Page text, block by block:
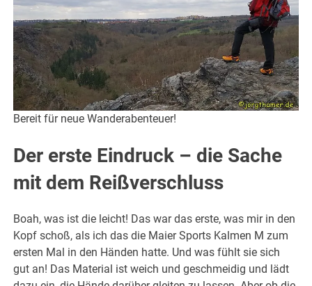
Bereit für neue Wanderabenteuer!
Der erste Eindruck – die Sache
mit dem Reißverschluss
Boah, was ist die leicht! Das war das erste, was mir in den
Kopf schoß, als ich das die Maier Sports Kalmen M zum
ersten Mal in den Händen hatte. Und was fühlt sie sich
gut an! Das Material ist weich und geschmeidig und lädt